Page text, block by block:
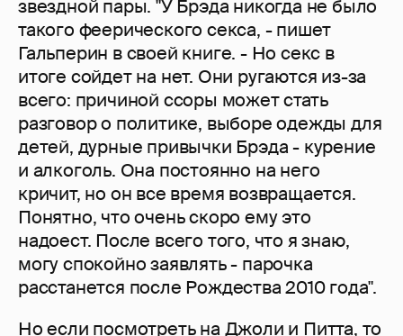
звездной пары. "У Брэда никогда не было
такого феерического секса, - пишет
Гальперин в своей книге. - Но секс в
итоге сойдет на нет. Они ругаются из-за
всего: причиной ссоры может стать
разговор о политике, выборе одежды для
детей, дурные привычки Брэда - курение
и алкоголь. Она постоянно на него
кричит, но он все время возвращается.
Понятно, что очень скоро ему это
надоест. После всего того, что я знаю,
могу спокойно заявлять - парочка
расстанется после Рождества 2010 года".
Но если посмотреть на Джоли и Питта, то